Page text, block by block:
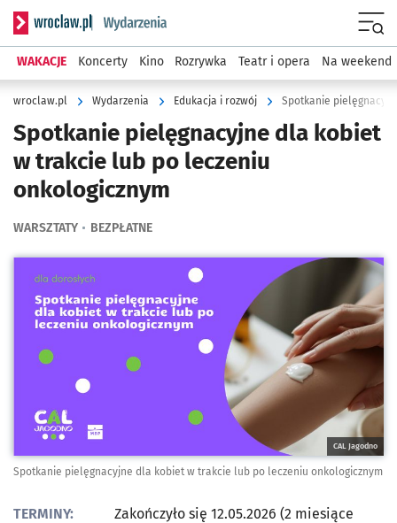
Serwis informacyjny wroclaw.pl podserwis: Wydarzenia
WAKACJE Koncerty Kino Rozrywka Teatr i opera Na weekend
wroclaw.pl Wydarzenia Edukacja i rozwój Spotkanie
Spotkanie pielęgnacyjne dla kobiet
w trakcie lub po leczeniu
onkologicznym
WARSZTATY BEZPŁATNE
CAL Jagodno
Spotkanie pielęgnacyjne dla kobiet w trakcie lub po leczeniu onkologicznym
TERMINY:
Zakończyło się 12.05.2026 (2 miesiące